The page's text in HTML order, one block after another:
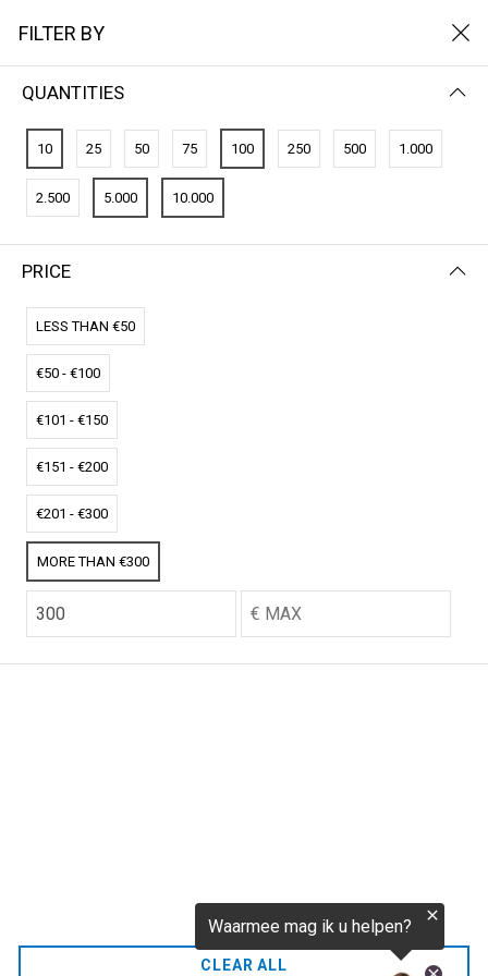
FILTER BY
CO2-Credits
€256,52
FILTER BY
QUANTITIES
10 25 50 75 100 250 500 1.000
2.500 5.000 10.000
PRICE
LESS THAN €50
€50 - €100
€101 - €150
€151 - €200
€201 - €300
MORE THAN €300
CLEAR ALL
Thuis
FAQ